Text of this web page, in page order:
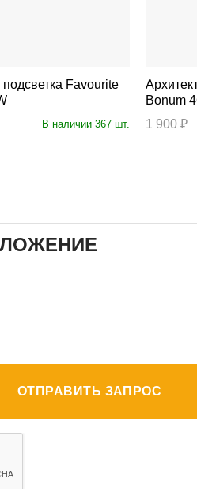
Favourite
В наличии 367 шт.
Bonum
1 900 ₽
ОТПРАВИТЬ ЗАПРОС